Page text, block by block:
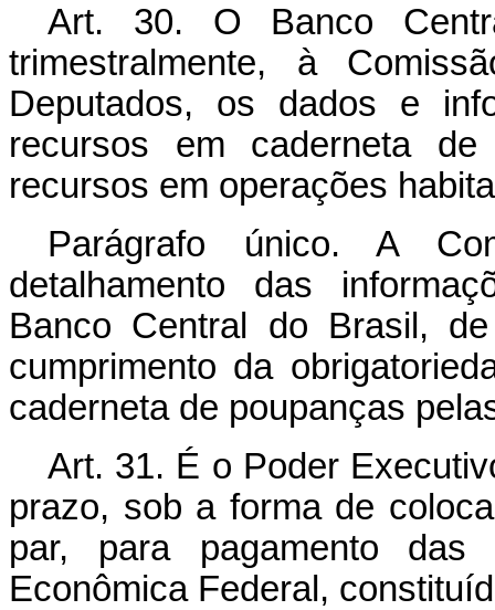
Art. 30. O Banco
trimestralmente, à
Deputados, os dados e
recursos em caderneta
recursos em operações
Parágrafo único. A
detalhamento das
Banco Central do Brasil,
cumprimento da
caderneta de poupanças
Art. 31. É o Poder
prazo, sob a forma de
par, para pagamento
Econômica Federal,